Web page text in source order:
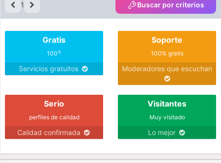
1 Buscar por criterios
Gratis
100%
Servicios gratuitos
Soporte
100% gratis
Moderadores que escuchan
Serio
perfiles de calidad
Calidad confirmada
Visitantes
Muy visitado
Lo mejor